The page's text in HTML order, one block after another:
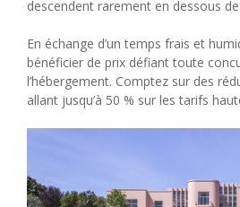
descendent rarement en dessous de
En échange d’un temps frais et
bénéficier de prix défiant toute
l’hébergement. Comptez sur des
allant jusqu’à 50 % sur les tarifs